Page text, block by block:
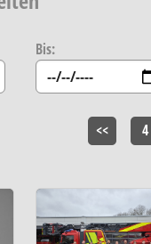
Bis:
<< 4